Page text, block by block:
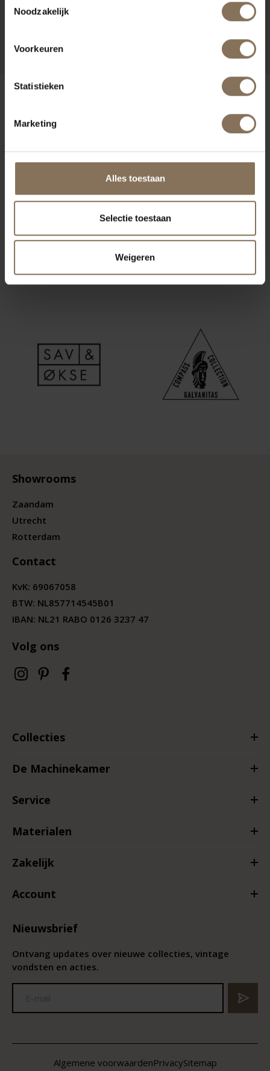
Noodzakelijk
Voorkeuren
Statistieken
Marketing
Alles toestaan
Selectie toestaan
Weigeren
DE ZWAAN VOETENBANK
Showrooms
Zaandam
Utrecht
Rotterdam
Contact
KvK: 69067058
BTW: NL857714545B01
IBAN: NL21 RABO 0126 3237 47
Volg ons
Collecties
De Machinekamer
Service
Materialen
Zakelijk
Account
Nieuwsbrief
Ontvang updates over nieuwe collecties, vintage
vondsten en acties.
Algemene voorwaardenPrivacySitemap